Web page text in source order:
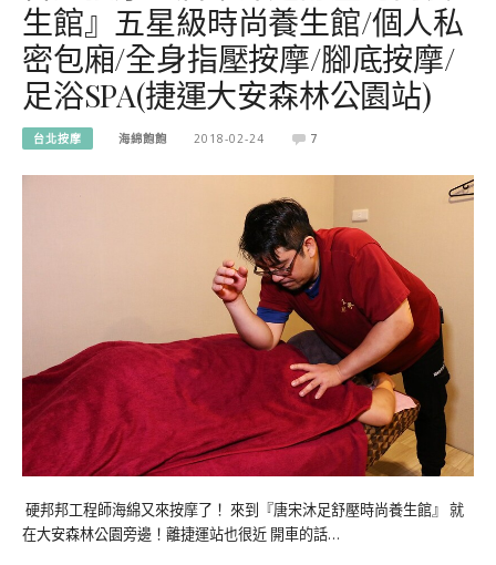
生館』五星級時尚養生館/個人私
密包廂/全身指壓按摩/腳底按摩/
足浴SPA(捷運大安森林公園站)
台北按摩 海綿飽飽 2018-02-24 7
硬邦邦工程師海綿又來按摩了！ 來到『唐宋沐足舒壓時尚養生館』 就
在大安森林公園旁邊！離捷運站也很近 開車的話…